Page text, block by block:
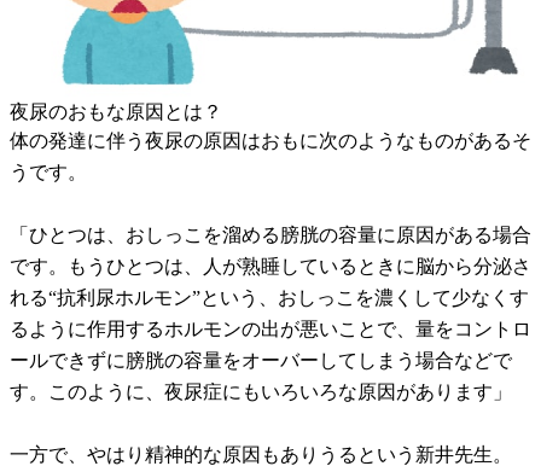
夜尿のおもな原因とは？
体の発達に伴う夜尿の原因はおもに次のようなものがあるそ
うです。
「ひとつは、おしっこを溜める膀胱の容量に原因がある場合
です。もうひとつは、人が熟睡しているときに脳から分泌さ
れる“抗利尿ホルモン”という、おしっこを濃くして少なくす
るように作用するホルモンの出が悪いことで、量をコントロ
ールできずに膀胱の容量をオーバーしてしまう場合などで
す。このように、夜尿症にもいろいろな原因があります」
一方で、やはり精神的な原因もありうるという新井先生。